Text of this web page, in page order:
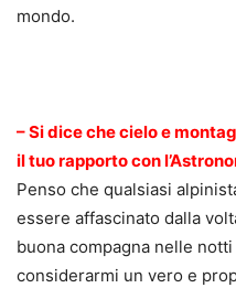
mondo.
– Si dice che cielo e
il tuo rapporto con
Penso che qualsiasi
essere affascinato dalla
buona compagna nelle
considerarmi un vero e